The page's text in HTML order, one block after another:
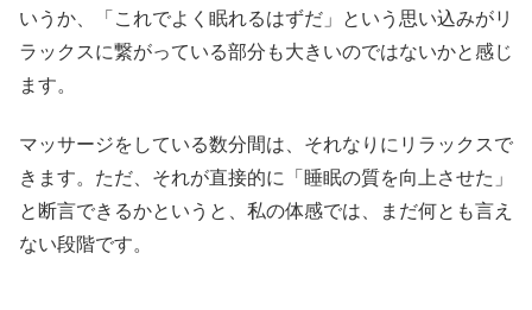
いうか、「これでよく眠れるはずだ」という思い込みがリ
ラックスに繋がっている部分も大きいのではないかと感じ
ます。
マッサージをしている数分間は、それなりにリラックスで
きます。ただ、それが直接的に「睡眠の質を向上させた」
と断言できるかというと、私の体感では、まだ何とも言え
ない段階です。